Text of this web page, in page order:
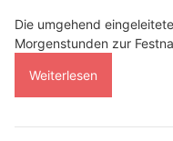
Die umgehend
Morgenstunden zur
Weiterlesen